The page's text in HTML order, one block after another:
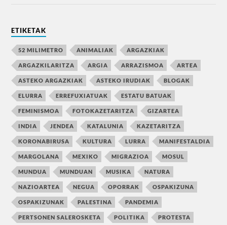
ETIKETAK
52 MILIMETRO ANIMALIAK ARGAZKIAK
ARGAZKILARITZA ARGIA ARRAZISMOA ARTEA
ASTEKO ARGAZKIAK ASTEKO IRUDIAK BLOGAK
ELURRA ERREFUXIATUAK ESTATU BATUAK
FEMINISMOA FOTOKAZETARITZA GIZARTEA
INDIA JENDEA KATALUNIA KAZETARITZA
KORONABIRUSA KULTURA LURRA MANIFESTALDIA
MARGOLANA MEXIKO MIGRAZIOA MOSUL
MUNDUA MUNDUAN MUSIKA NATURA
NAZIOARTEA NEGUA OPORRAK OSPAKIZUNA
OSPAKIZUNAK PALESTINA PANDEMIA
PERTSONEN SALEROSKETA POLITIKA PROTESTA